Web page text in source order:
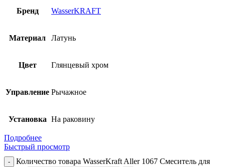
Бренд WasserKRAFT
Материал Латунь
Цвет Глянцевый хром
Управление Рычажное
Установка На раковину
Подробнее
Быстрый просмотр
Количество товара WasserKraft Aller 1067 Смеситель для